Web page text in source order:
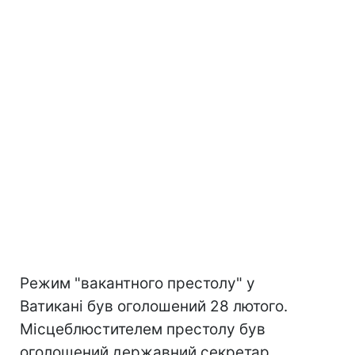
Режим "вакантного престолу" у
Ватикані був оголошений 28 лютого.
Місцеблюстителем престолу був